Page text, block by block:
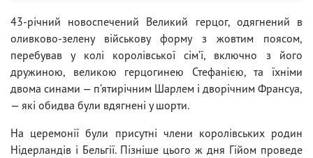
43-річний новоспечений Великий герцог, одягнений в
оливково-зелену військову форму з жовтим поясом,
перебував у колі королівської сім’ї, включно з його
дружиною, великою герцогинею Стефанією, та їхніми
двома синами — п’ятирічним Шарлем і дворічним Франсуа,
— які обидва були вдягнені у шорти.
На церемонії були присутні члени королівських родин
Нідерландів і Бельгії. Пізніше цього ж дня Гійом проведе